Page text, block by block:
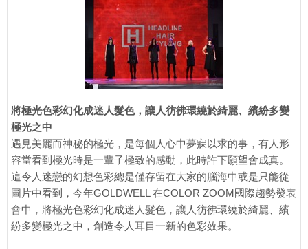
將極光色彩幻化成迷人髮色，讓人彷彿環繞於綺麗、繽紛多變
極光之中
遇見美麗而神秘的極光，是每個人心中夢寐以求的事，有人形
容當看到極光時是一輩子極致的感動，此時許下願望會成真。
這令人迷戀的幻想色彩總是僅存留在大家的腦海中或是只能從
圖片中看到，今年GOLDWELL 在COLOR ZOOM國際趨勢發表
會中，將極光色彩幻化成迷人髮色，讓人彷彿環繞於綺麗、繽
紛多變極光之中，創造令人耳目一新的色彩效果。